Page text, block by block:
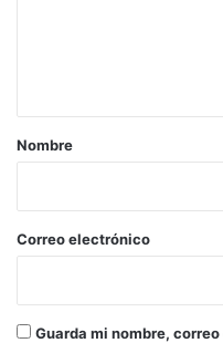
r
*
Nombre
Correo electrónico
Guarda mi nombre,